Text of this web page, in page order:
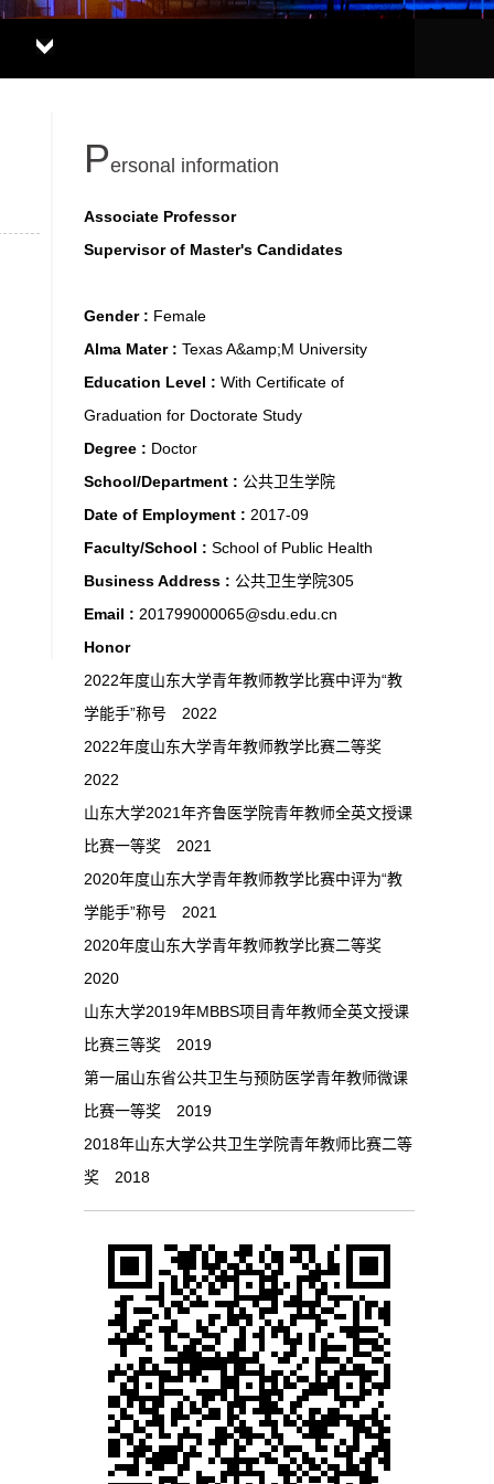
Personal information
Associate Professor
Supervisor of Master's Candidates
Gender : Female
Alma Mater : Texas A&amp;M University
Education Level : With Certificate of
Graduation for Doctorate Study
Degree : Doctor
School/Department : 公共卫生学院
Date of Employment : 2017-09
Faculty/School : School of Public Health
Business Address : 公共卫生学院305
Email : 201799000065@sdu.edu.cn
Honor
2022年度山东大学青年教师教学比赛中评为“教
学能手”称号 2022
2022年度山东大学青年教师教学比赛二等奖
2022
山东大学2021年齐鲁医学院青年教师全英文授课
比赛一等奖 2021
2020年度山东大学青年教师教学比赛中评为“教
学能手”称号 2021
2020年度山东大学青年教师教学比赛二等奖
2020
山东大学2019年MBBS项目青年教师全英文授课
比赛三等奖 2019
第一届山东省公共卫生与预防医学青年教师微课
比赛一等奖 2019
2018年山东大学公共卫生学院青年教师比赛二等
奖 2018